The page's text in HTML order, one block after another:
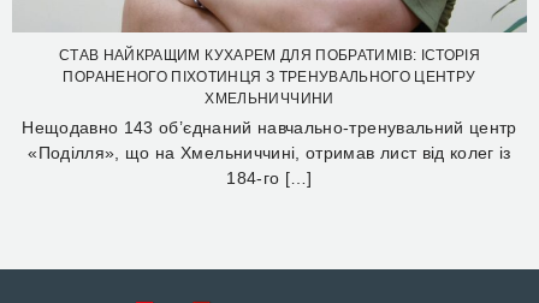
СТАВ НАЙКРАЩИМ КУХАРЕМ ДЛЯ ПОБРАТИМІВ: ІСТОРІЯ
ПОРАНЕНОГО ПІХОТИНЦЯ З ТРЕНУВАЛЬНОГО ЦЕНТРУ
ХМЕЛЬНИЧЧИНИ
Нещодавно 143 об’єднаний навчально-тренувальний центр
«Поділля», що на Хмельниччині, отримав лист від колег із
184-го […]